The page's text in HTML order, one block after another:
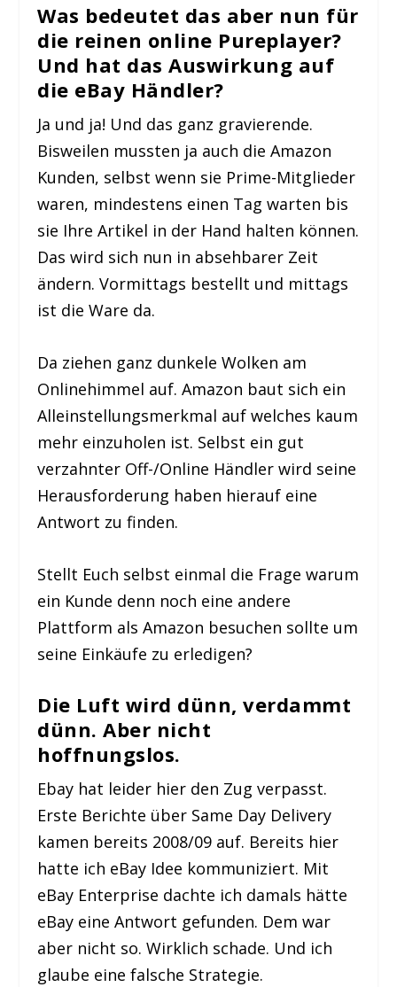
Was bedeutet das aber nun für
die reinen online Pureplayer?
Und hat das Auswirkung auf
die eBay Händler?
Ja und ja! Und das ganz gravierende.
Bisweilen mussten ja auch die Amazon
Kunden, selbst wenn sie Prime-Mitglieder
waren, mindestens einen Tag warten bis
sie Ihre Artikel in der Hand halten können.
Das wird sich nun in absehbarer Zeit
ändern. Vormittags bestellt und mittags
ist die Ware da.
Da ziehen ganz dunkele Wolken am
Onlinehimmel auf. Amazon baut sich ein
Alleinstellungsmerkmal auf welches kaum
mehr einzuholen ist. Selbst ein gut
verzahnter Off-/Online Händler wird seine
Herausforderung haben hierauf eine
Antwort zu finden.
Stellt Euch selbst einmal die Frage warum
ein Kunde denn noch eine andere
Plattform als Amazon besuchen sollte um
seine Einkäufe zu erledigen?
Die Luft wird dünn, verdammt
dünn. Aber nicht
hoffnungslos.
Ebay hat leider hier den Zug verpasst.
Erste Berichte über Same Day Delivery
kamen bereits 2008/09 auf. Bereits hier
hatte ich eBay Idee kommuniziert. Mit
eBay Enterprise dachte ich damals hätte
eBay eine Antwort gefunden. Dem war
aber nicht so. Wirklich schade. Und ich
glaube eine falsche Strategie.